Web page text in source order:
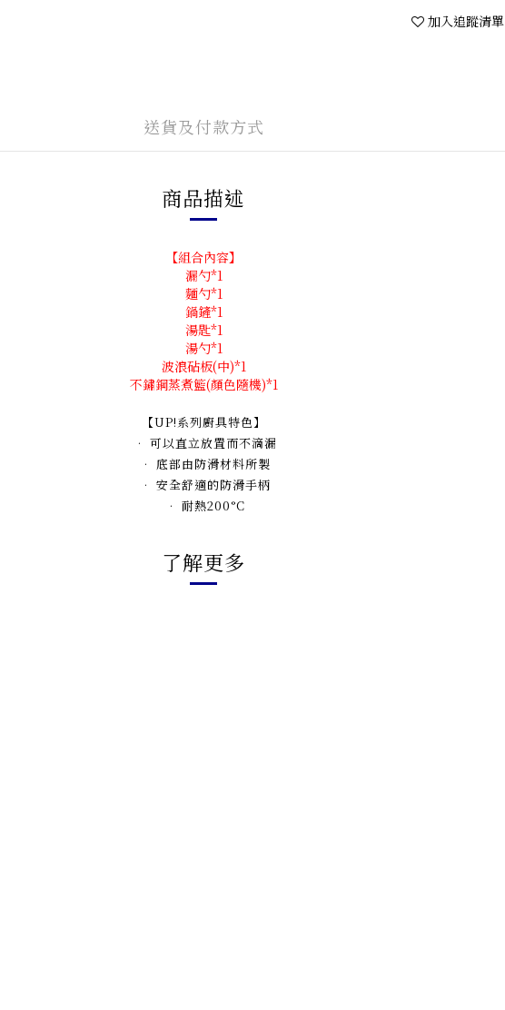
加入追蹤清單
送貨及付款方式
商品描述
【組合內容】
漏勺*1
麵勺*1
鍋鏟*1
湯匙*1
湯勺*1
波浪砧板(中)*1
不鏽鋼蒸煮籃(顏色隨機)*1
【UP!系列廚具特色】
• 可以直立放置而不滴漏
• 底部由防滑材料所製
• 安全舒適的防滑手柄
• 耐熱200°C
了解更多